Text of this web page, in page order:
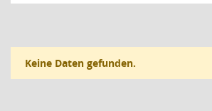
Keine Daten gefunden.